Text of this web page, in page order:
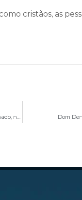
cristãos, as
Cardeal Dom Paulo Cezar e Dom Denilsonrecebem a Irmã Maria Isabel Cristina Machado, nova Assessora do Movimento Apostólico de Schoenstatt Dom